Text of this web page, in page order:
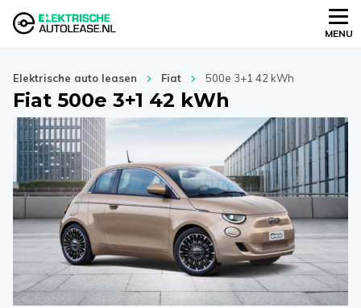
MENU
Elektrische auto leasen Fiat 500e 3+1 42 kWh
Fiat 500e 3+1 42 kWh